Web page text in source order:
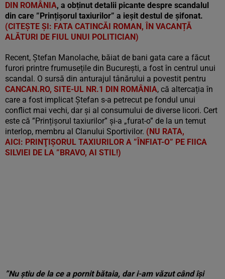
DIN ROMÂNIA, a obținut detalii picante despre scandalul
din care ”Prințișorul taxiurilor” a ieșit destul de șifonat.
(CITEȘTE ȘI: FATA CATINCĂI ROMAN, ÎN VACANȚĂ
ALĂTURI DE FIUL UNUI POLITICIAN)
Recent, Ștefan Manolache, băiat de bani gata care a făcut
furori printre frumusețile din București, a fost în centrul unui
scandal. O sursă din anturajul tânărului a povestit pentru
CANCAN.RO, SITE-UL NR.1 DIN ROMÂNIA, că altercația în
care a fost implicat Ștefan s-a petrecut pe fondul unui
conflict mai vechi, dar și al consumului de diverse licori. Cert
este că ”Prințișorul taxiurilor” și-a „furat-o” de la un temut
interlop, membru al Clanului Sportivilor. (NU RATA,
AICI: PRINŢIŞORUL TAXIURILOR A ”ÎNFIAT-O” PE FIICA
SILVIEI DE LA ”BRAVO, AI STIL!)
”Nu știu de la ce a pornit bătaia, dar i-am văzut când își